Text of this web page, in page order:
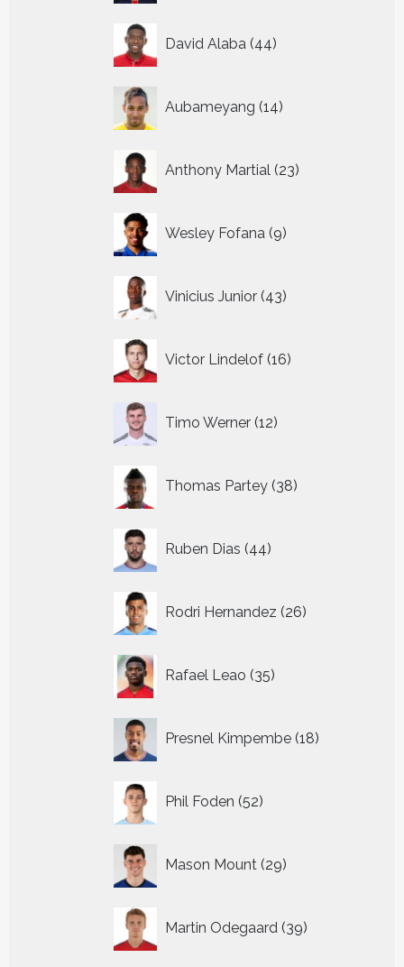
David Alaba 44
producten
Aubameyang 14
producten
Anthony Martial 23
producten
Wesley Fofana 9
producten
Vinicius Junior 43
producten
Victor Lindelof 16
producten
Timo Werner 12
producten
Thomas Partey 38
producten
Ruben Dias 44
producten
Rodri Hernandez 26
producten
Rafael Leao 35
producten
Presnel Kimpembe 18
producten
Phil Foden 52
producten
Mason Mount 29
producten
Martin Odegaard 39
producten